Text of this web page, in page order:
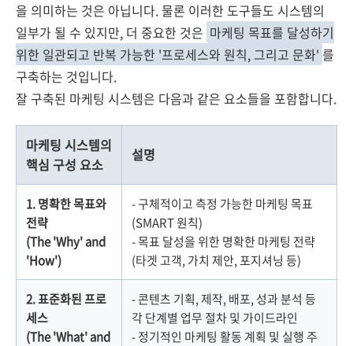
을 의미하는 것은 아닙니다. 물론 이러한 도구들도 시스템의
일부가 될 수 있지만, 더 중요한 것은 마케팅 목표를 달성하기
위한 일관되고 반복 가능한 '프로세스와 원칙, 그리고 문화' 를
구축하는 것입니다.
잘 구축된 마케팅 시스템은 다음과 같은 요소들을 포함합니다.
마케팅 시스템의
핵심 구성 요소
설명
1. 명확한 목표와
전략
(The 'Why' and
'How')
- 구체적이고 측정 가능한 마케팅 목표
(SMART 원칙)
- 목표 달성을 위한 명확한 마케팅 전략
(타겟 고객, 가치 제안, 포지셔닝 등)
2. 표준화된 프로
세스
(The 'What' and
- 콘텐츠 기획, 제작, 배포, 성과 분석 등
각 단계별 업무 절차 및 가이드라인
- 정기적인 마케팅 활동 계획 및 실행 주